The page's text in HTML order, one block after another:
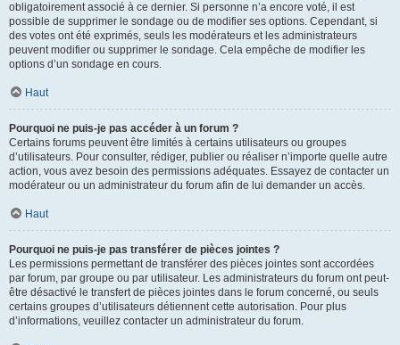
obligatoirement associé à ce dernier. Si personne n’a encore voté, il est
possible de supprimer le sondage ou de modifier ses options. Cependant, si
des votes ont été exprimés, seuls les modérateurs et les administrateurs
peuvent modifier ou supprimer le sondage. Cela empêche de modifier les
options d’un sondage en cours.
Haut
Pourquoi ne puis-je pas accéder à un forum ?
Certains forums peuvent être limités à certains utilisateurs ou groupes
d’utilisateurs. Pour consulter, rédiger, publier ou réaliser n’importe quelle autre
action, vous avez besoin des permissions adéquates. Essayez de contacter un
modérateur ou un administrateur du forum afin de lui demander un accès.
Haut
Pourquoi ne puis-je pas transférer de pièces jointes ?
Les permissions permettant de transférer des pièces jointes sont accordées
par forum, par groupe ou par utilisateur. Les administrateurs du forum ont peut-
être désactivé le transfert de pièces jointes dans le forum concerné, ou seuls
certains groupes d’utilisateurs détiennent cette autorisation. Pour plus
d’informations, veuillez contacter un administrateur du forum.